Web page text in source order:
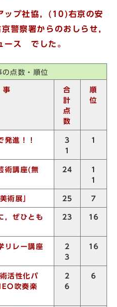
ップ社協，(10)右京の安
警察署からのおしらせ，
ース でした。
の点数・順位
合
計
点
数
順
位
発進！！
3
1
1
術講座(無
24
1
1
術展」 25 7
，ぜひとも
23 16
リレー講座
2
3
16
活性化パ
吹奏楽
2
6
6